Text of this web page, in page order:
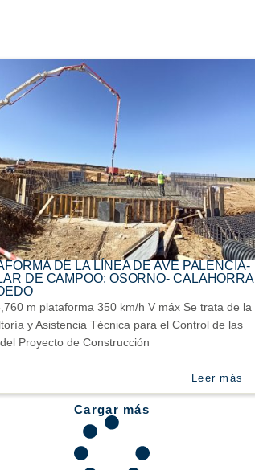
DE LA LÍNEA DE AVE PALENCIA-
DE CAMPOO: OSORNO- CALAHORRA
m plataforma 350 km/h V máx Se trata de la
y Asistencia Técnica para el Control de las
Proyecto de Construcción
Leer más
Cargar más